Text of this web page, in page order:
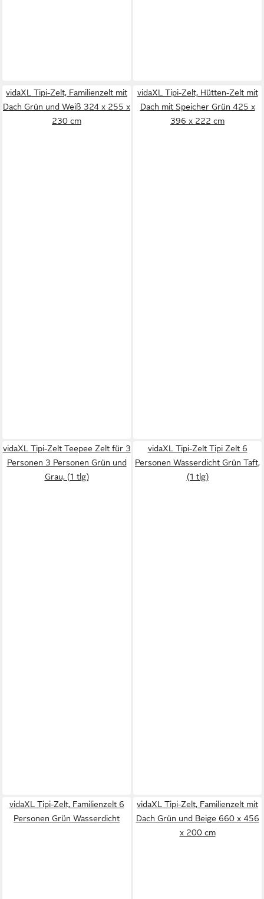
vidaXL Tipi-Zelt, Familienzelt mit
Dach Grün und Weiß 324 x 255 x
230 cm
vidaXL Tipi-Zelt, Hütten-Zelt mit
Dach mit Speicher Grün 425 x
396 x 222 cm
vidaXL Tipi-Zelt Teepee Zelt für 3
Personen 3 Personen Grün und
Grau, (1 tlg)
vidaXL Tipi-Zelt Tipi Zelt 6
Personen Wasserdicht Grün Taft,
(1 tlg)
vidaXL Tipi-Zelt, Familienzelt 6
Personen Grün Wasserdicht
vidaXL Tipi-Zelt, Familienzelt mit
Dach Grün und Beige 660 x 456
x 200 cm